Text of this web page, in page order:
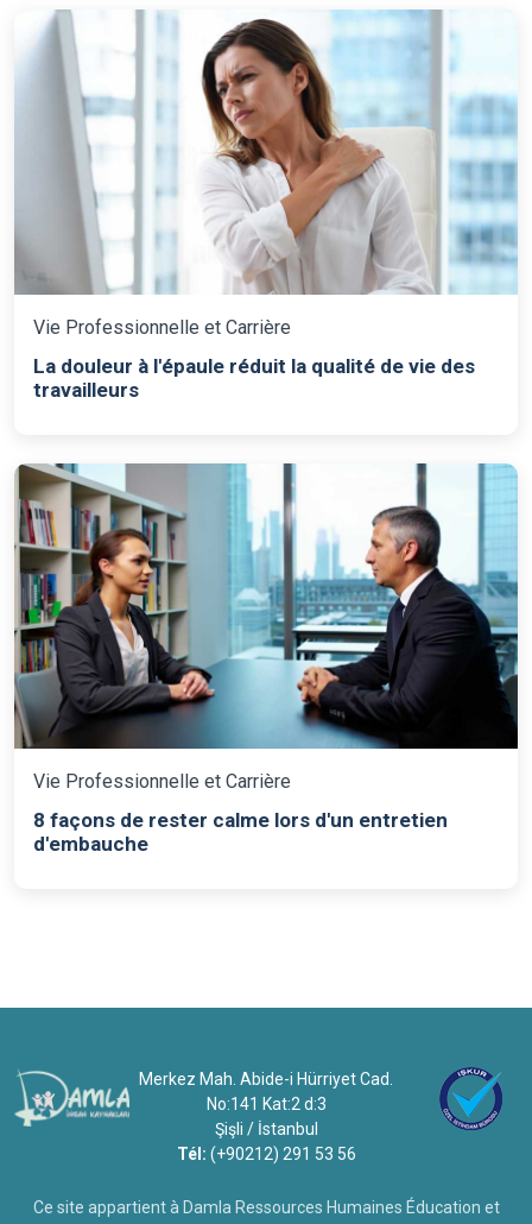
Vie Professionnelle et Carrière
La douleur à l'épaule réduit la qualité de vie des
travailleurs
Vie Professionnelle et Carrière
8 façons de rester calme lors d'un entretien
d'embauche
Merkez Mah. Abide-i Hürriyet Cad.
No:141 Kat:2 d:3
Şişli / İstanbul
Tél: (+90212) 291 53 56
Ce site appartient à Damla Ressources Humaines Éducation et